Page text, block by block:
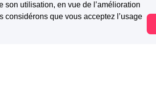
utilisation, en vue de l’amélioration
que vous acceptez l’usage